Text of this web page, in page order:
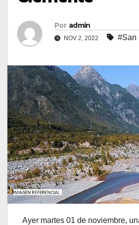
Por admin
NOV 2, 2022 #San
Ayer martes 01 de noviembre,